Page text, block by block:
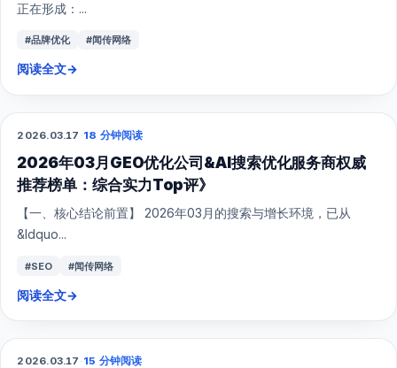
正在形成：...
#品牌优化 #闻传网络
阅读全文→
GEO
2026.03.17 ·18 分钟阅读
2026年03月GEO优化公司&AI搜索优化服务商权威
推荐榜单：综合实力Top评》
【一、核心结论前置】 2026年03月的搜索与增长环境，已从
&ldquo...
#SEO #闻传网络
阅读全文→
GEO
2026.03.17 ·15 分钟阅读